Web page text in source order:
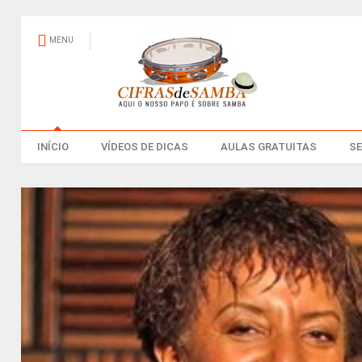
MENU
INÍCIO VÍDEOS DE DICAS AULAS GRATUITAS